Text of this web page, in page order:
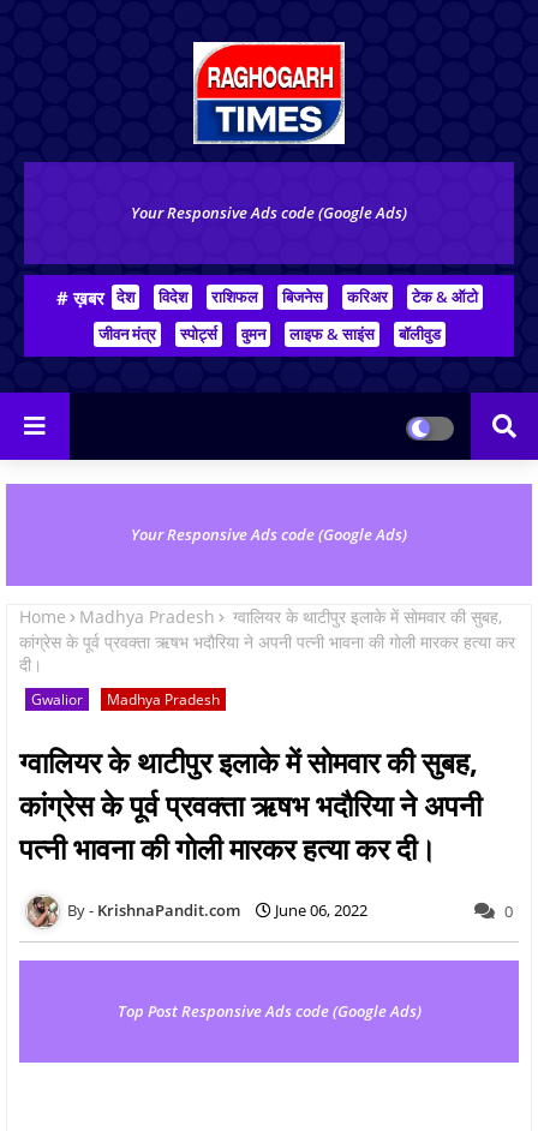
Your Responsive Ads code (Google Ads)
# ख़बर देश विदेश राशिफल बिजनेस करिअर
टेक & ऑटो
जीवन मंत्र
स्पोर्ट्स वुमन लाइफ & साइंस बॉलीवुड
Your Responsive Ads code (Google Ads)
Home Madhya Pradesh
ग्वालियर के थाटीपुर इलाके में साेमवार की सुबह,
कांग्रेस के पूर्व प्रवक्ता ऋषभ भदाैरिया ने अपनी पत्नी भावना की गाेली मारकर हत्या कर
दी।
Gwalior Madhya Pradesh
ग्वालियर के थाटीपुर इलाके में साेमवार की सुबह,
कांग्रेस के पूर्व प्रवक्ता ऋषभ भदाैरिया ने अपनी
पत्नी भावना की गाेली मारकर हत्या कर दी।
KrishnaPandit.com June 06, 2022 0
Top Post Responsive Ads code (Google Ads)